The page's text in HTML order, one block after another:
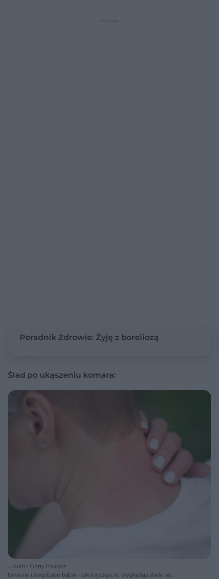
Poradnik Zdrowie: Żyję z boreliozą
Ślad po ukąszeniu komara:
Autor: Getty Images
Bolesne i swędzące bąble - tak najczęściej wyglądają ślady po